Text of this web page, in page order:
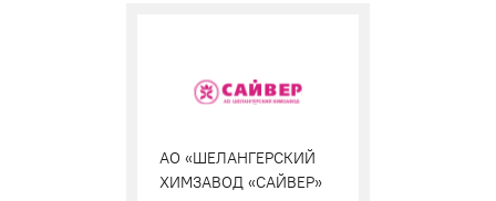
АО «ШЕЛАНГЕРСКИЙ
ХИМЗАВОД «САЙВЕР»